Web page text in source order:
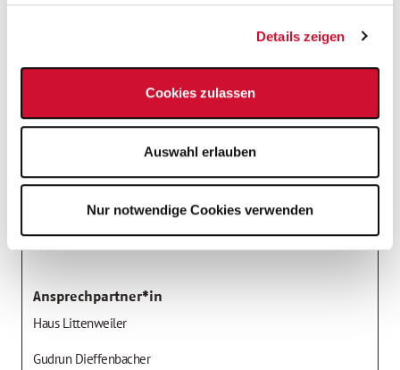
Details zeigen
Cookies zulassen
Auswahl erlauben
Nur notwendige Cookies verwenden
Baden-Württemberg / Freiburg
01.01.2026
Befristet bis: unbefristet
Teilzeit - flexibel
Vollzeit
Ansprechpartner*in
Haus Littenweiler
Gudrun Dieffenbacher